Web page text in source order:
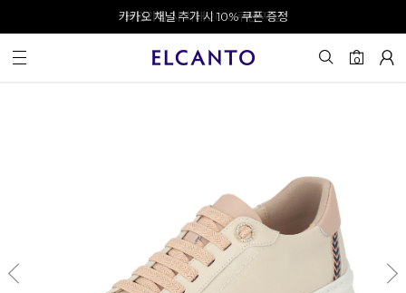
오전 10시 이전 결제 완료 시 오늘 출발!
회원가입 시 최대 20% 쿠폰 지급
카카오 채널 추가 시 10% 쿠폰 증정
0